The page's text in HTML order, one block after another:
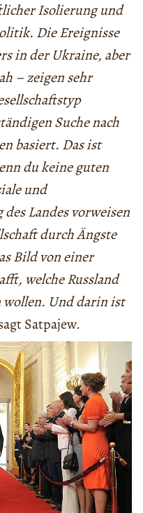
Isolierung und
Die Ereignisse
in der Ukraine, aber
– zeigen sehr
Suche nach
basiert. Das ist
du keine guten
und
Landes vorweisen
durch Ängste
Bild von einer
welche Russland
wollen. Und darin ist
Satpajew.